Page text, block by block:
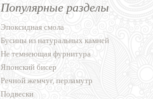
Популярные разделы
Эпоксидная смола
Бусины из натуральных камней
Не темнеющая фурнитура
Японский бисер
Речной жемчуг, перламутр
Подвески